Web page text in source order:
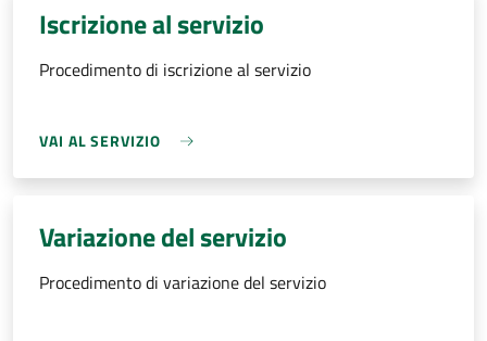
Iscrizione al servizio
Procedimento di iscrizione al servizio
VAI AL SERVIZIO
Variazione del servizio
Procedimento di variazione del servizio